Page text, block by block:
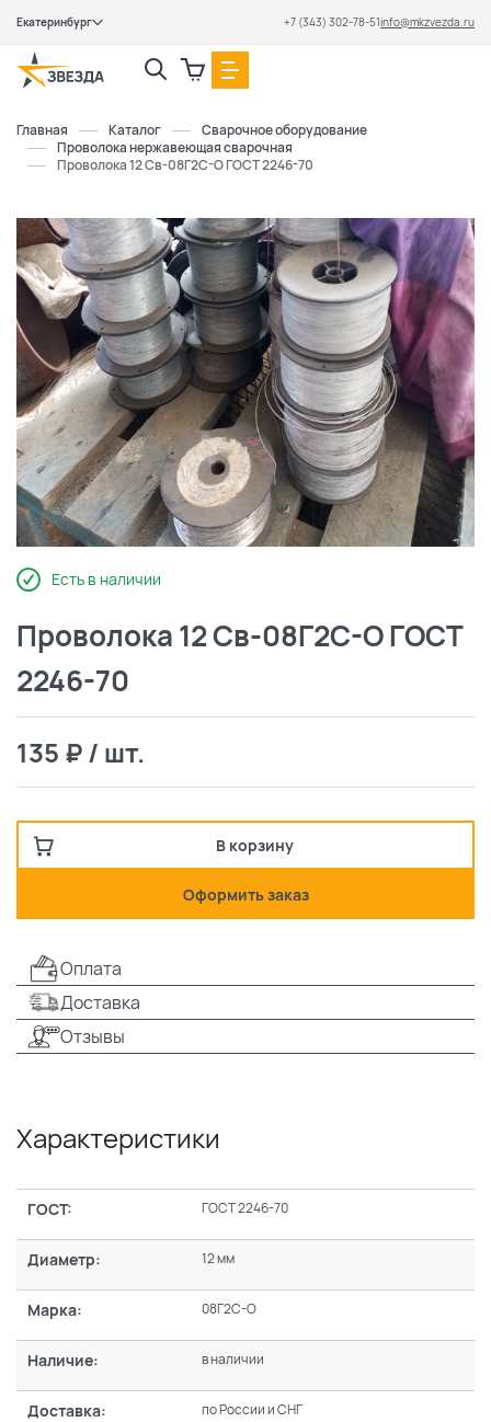
Екатеринбург +7 (343) 302-78-51info@mkzvezda.ru
Главная Каталог
Сварочное оборудование
Проволока нержавеющая сварочная
Проволока 12 Св-08Г2С-О ГОСТ 2246-70
Есть в наличии
Проволока 12 Св-08Г2С-О ГОСТ
2246-70
135 ₽ / шт.
В корзину
Оформить заказ
Оплата
Доставка
Отзывы
Характеристики
ГОСТ: ГОСТ 2246-70
Диаметр: 12 мм
Марка: 08Г2С-О
Наличие: в наличии
Доставка: по России и СНГ